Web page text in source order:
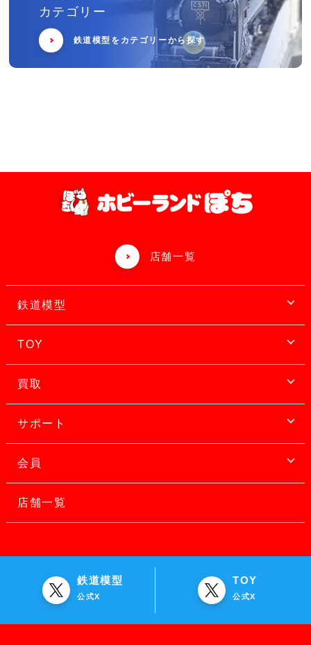
カテゴリー
鉄道模型をカテゴリーから探す
店舗一覧
鉄道模型
TOY
買取
サポート
会員
店舗一覧
鉄道模型
公式X
TOY
公式X